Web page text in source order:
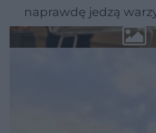
naprawdę jedzą